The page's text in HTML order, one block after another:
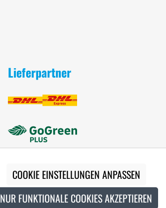
Lieferpartner
COOKIE EINSTELLUNGEN ANPASSEN
NUR FUNKTIONALE COOKIES AKZEPTIEREN